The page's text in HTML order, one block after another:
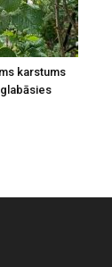
karstums